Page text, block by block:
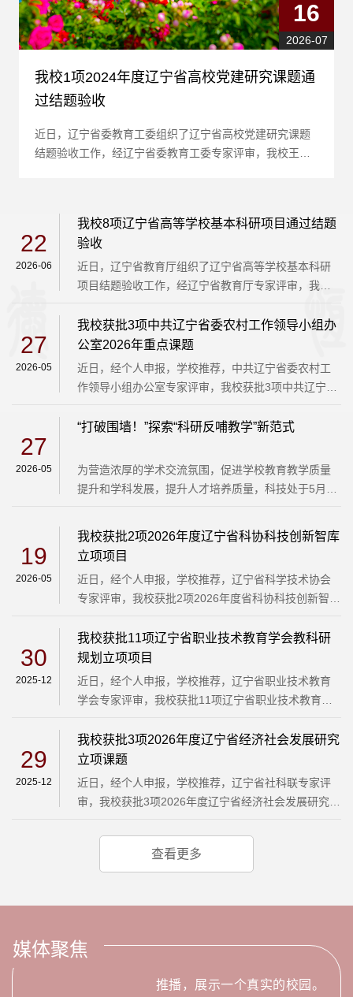
16
2026-07
我校1项2024年度辽宁省高校党建研究课题通
过结题验收
近日，辽宁省委教育工委组织了辽宁省高校党建研究课题
结题验收工作，经辽宁省委教育工委专家评审，我校王玉
22
2026-06
我校8项辽宁省高等学校基本科研项目通过结题
验收
近日，辽宁省教育厅组织了辽宁省高等学校基本科研
项目结题验收工作，经辽宁省教育厅专家评审，我校
等学校基本科研项目结题名单序号项目编号项目名称
负责人参与人所属部门1JYTMS20230976基于PLC工
控组态控制的船舶主机遥控系统的设计高利王静、周
鸿亮智能制造学院2LJKMZ20221887OH结构起停电机
能制造学院3LJKMZ20221883获取高质...
27
2026-05
我校获批3项中共辽宁省委农村工作领导小组办
公室2026年重点课题
近日，经个人申报，学校推荐，中共辽宁省委农村工
作领导小组办公室专家评审，我校获批3项中共辽宁省
主持人所属部门参与人1辽宁“三农”工作中的新质生产
培育路径研究靖书博数字商务学院刘天勋、汤池、苏
琬淇、孙思懿、刘爽、于洪军2辽宁深化农村改革的着
27
2026-05
“打破围墙！”探索“科研反哺教学”新范式
为营造浓厚的学术交流氛围，促进学校教育教学质量
提升和学科发展，提升人才培养质量，科技处于5月20
部跨世纪学术带头人王来贵教授来我校做“科研反哺教
学的实践与思考”专题学术报告，学校160余名科研骨
干参加了报告会。王来贵教授结合他40多年的教学科
研经验，从教学与科研关系、教学与科研内涵、科研
19
2026-05
我校获批2项2026年度辽宁省科协科技创新智库
立项项目
近日，经个人申报，学校推荐，辽宁省科学技术协会
专家评审，我校获批2项2026年度省科协科技创新智库
目类别主持人所属部门参与人1LNKX2026CY16机器人
及智能制造产业发展研究产业研究课题李冠楠智能制
造学院张爽、秦威尔、刘婷婷、张宏友、赵树国、付
红影2LNKX2026CY51节能环保及废弃资源综合利用产
克、金辉、邸彦彪、吕银、王静、徐
30
2025-12
我校获批11项辽宁省职业技术教育学会教科研
规划立项项目
​近日，经个人申报，学校推荐，辽宁省职业技术教育
学会专家评审，我校获批11项辽宁省职业技术教育学
别项目名称主持人所属部门参与人1科研课题职业本科
学生职业能力评价体系创建研究单艺斌健康文旅学院
崔莉芳 金妮 于佳慧 金姬 孙丽杰2教研课题基于机器人
+应用场景教学方法改革与研究谷兴文智能制造学院孙
29
2025-12
我校获批3项2026年度辽宁省经济社会发展研究
立项课题
近日，经个人申报，学校推荐，辽宁省社科联专家评
审，我校获批3项2026年度辽宁省经济社会发展研究课
属部门课题组成员1锦州市海洋经济高质量发展陆海统
筹治理体系研究一般课题张爽数字商务学院王佳、李
冠楠、吴景泰、刘亮、王静、吕银、牛海滨、蔡雪原2
查看更多
媒体聚焦
推播，展示一个真实的校园。